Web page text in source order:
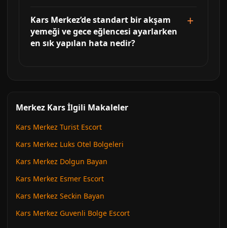
Kars Merkez’de standart bir akşam
yemeği ve gece eğlencesi ayarlarken
en sık yapılan hata nedir?
Merkez Kars İlgili Makaleler
Kars Merkez Turist Escort
Kars Merkez Luks Otel Bolgeleri
Kars Merkez Dolgun Bayan
Kars Merkez Esmer Escort
Kars Merkez Seckin Bayan
Kars Merkez Guvenli Bolge Escort